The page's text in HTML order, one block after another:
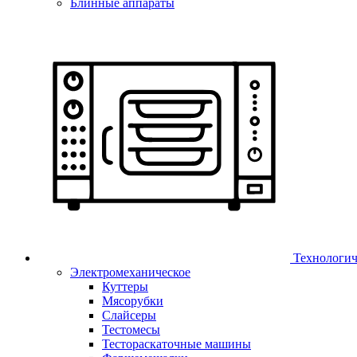
Электромеханическое
Куттеры
Мясорубки
Слайсеры
Тестомесы
Тестораскаточные машины